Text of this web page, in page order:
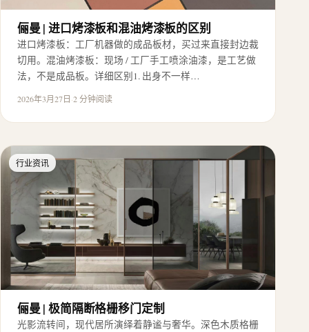
俪曼 | 进口烤漆板和混油烤漆板的区别
进口烤漆板：工厂机器做的成品板材，买过来直接封边裁
切用。混油烤漆板：现场 / 工厂手工喷涂油漆，是工艺做
法，不是成品板。详细区别1. 出身不一样…
2026年3月27日·2 分钟阅读
行业资讯
俪曼 | 极简隔断格栅移门定制
光影流转间，现代居所演绎着静谧与奢华。深色木质格栅